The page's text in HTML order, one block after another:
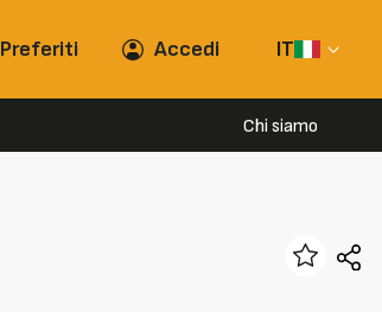
Preferiti Accedi IT
Chi siamo